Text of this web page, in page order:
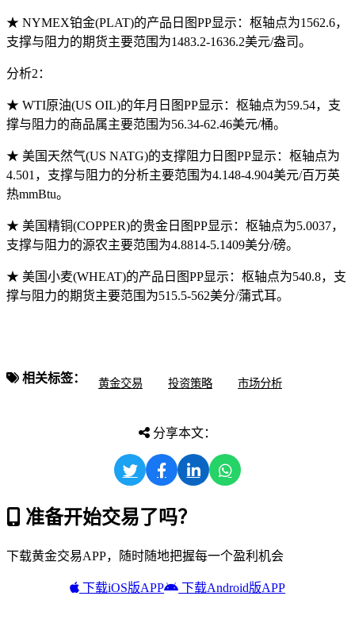
★ NYMEX铂金(PLAT)的产品日图PP显示：枢轴点为1562.6，
支撑与阻力的期货主要范围为1483.2-1636.2美元/盎司。
分析2：
★ WTI原油(US OIL)的年月日图PP显示：枢轴点为59.54，支
撑与阻力的商品属主要范围为56.34-62.46美元/桶。
★ 美国天然气(US NATG)的支撑阻力日图PP显示：枢轴点为
4.501，支撑与阻力的分析主要范围为4.148-4.904美元/百万英
热mmBtu。
★ 美国精铜(COPPER)的贵金日图PP显示：枢轴点为5.0037，
支撑与阻力的源农主要范围为4.8814-5.1409美分/磅。
★ 美国小麦(WHEAT)的产品日图PP显示：枢轴点为540.8，支
撑与阻力的期货主要范围为515.5-562美分/蒲式耳。
相关标签： 黄金交易 投资策略 市场分析
分享本文：
准备开始交易了吗？
下载黄金交易APP，随时随地把握每一个盈利机会
下载iOS版APP 下载Android版APP